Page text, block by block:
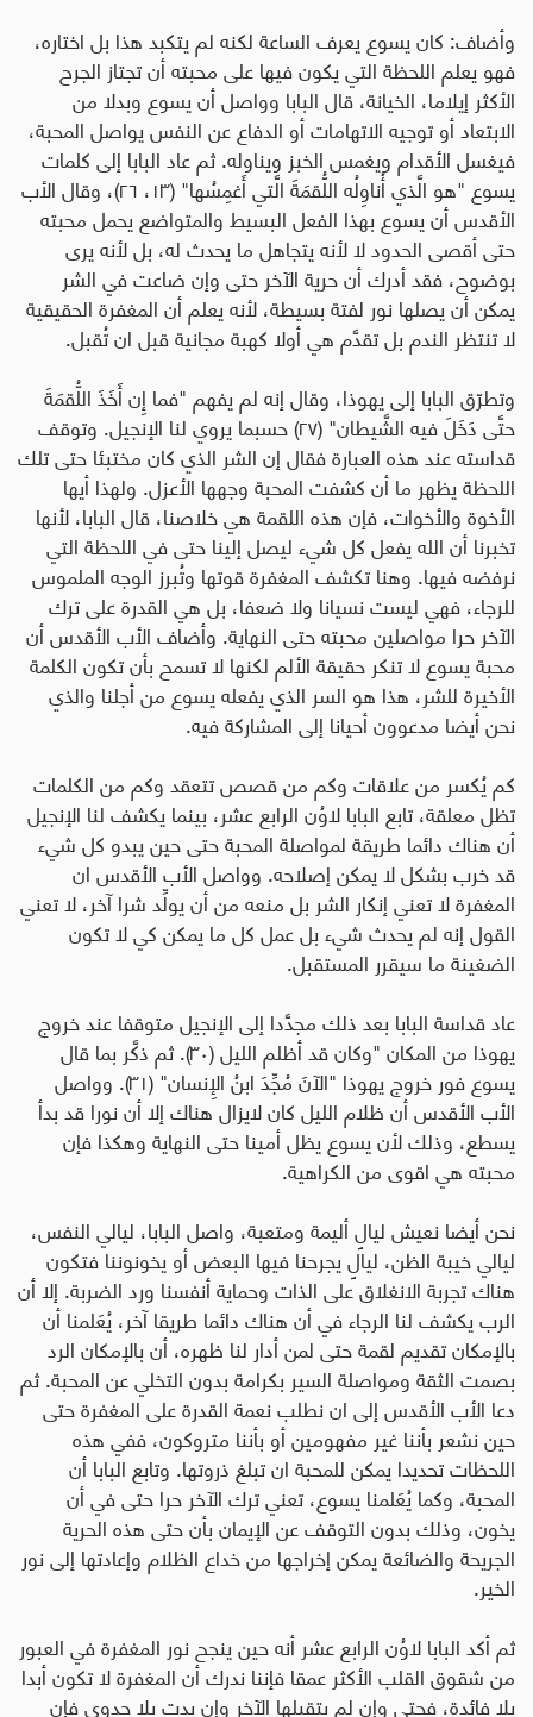
وأضاف: كان يسوع يعرف الساعة لكنه لم يتكبد هذا بل اختاره،
فهو يعلم اللحظة التي يكون فيها على محبته أن تجتاز الجرح
الأكثر إيلاما، الخيانة، قال البابا وواصل أن يسوع وبدلا من
الابتعاد أو توجيه الاتهامات أو الدفاع عن النفس يواصل المحبة،
فيغسل الأقدام ويغمس الخبز ويناوله. ثم عاد البابا إلى كلمات
يسوع "هو الَّذي أُناوِلُه اللُّقمَةَ الَّتي أَغمِسُها" (١٣، ٢٦)، وقال الأب
الأقدس أن يسوع بهذا الفعل البسيط والمتواضع يحمل محبته
حتى أقصى الحدود لا لأنه يتجاهل ما يحدث له، بل لأنه يرى
بوضوح، فقد أدرك أن حرية الآخر حتى وإن ضاعت في الشر
يمكن أن يصلها نور لفتة بسيطة، لأنه يعلم أن المغفرة الحقيقية
لا تنتظر الندم بل تقدَّم هي أولا كهبة مجانية قبل ان تُقبل.
وتطرّق البابا إلى يهوذا، وقال إنه لم يفهم "فما إِن أَخَذَ اللُّقمَةَ
حتَّى دَخَلَ فيه الشَّيطان" (٢٧) حسبما يروي لنا الإنجيل. وتوقف
قداسته عند هذه العبارة فقال إن الشر الذي كان مختبئا حتى تلك
اللحظة يظهر ما أن كشفت المحبة وجهها الأعزل. ولهذا أيها
الأخوة والأخوات، فإن هذه اللقمة هي خلاصنا، قال البابا، لأنها
تخبرنا أن الله يفعل كل شيء ليصل إلينا حتى في اللحظة التي
نرفضه فيها. وهنا تكشف المغفرة قوتها وتُبرز الوجه الملموس
للرجاء، فهي ليست نسيانا ولا ضعفا، بل هي القدرة على ترك
الآخر حرا مواصلين محبته حتى النهاية. وأضاف الأب الأقدس أن
محبة يسوع لا تنكر حقيقة الألم لكنها لا تسمح بأن تكون الكلمة
الأخيرة للشر، هذا هو السر الذي يفعله يسوع من أجلنا والذي
نحن أيضا مدعوون أحيانا إلى المشاركة فيه.
كم يُكسر من علاقات وكم من قصص تتعقد وكم من الكلمات
تظل معلقة، تابع البابا لاوُن الرابع عشر، بينما يكشف لنا الإنجيل
أن هناك دائما طريقة لمواصلة المحبة حتى حين يبدو كل شيء
قد خرب بشكل لا يمكن إصلاحه. وواصل الأب الأقدس ان
المغفرة لا تعني إنكار الشر بل منعه من أن يولِّد شرا آخر، لا تعني
القول إنه لم يحدث شيء بل عمل كل ما يمكن كي لا تكون
الضغينة ما سيقرر المستقبل.
عاد قداسة البابا بعد ذلك مجدَّدا إلى الإنجيل متوقفا عند خروج
يهوذا من المكان "وكان قد أظلم الليل (٣٠). ثم ذكَّر بما قال
يسوع فور خروج يهوذا "الآنَ مُجِّدَ ابنُ الإِنسان" (٣١). وواصل
الأب الأقدس أن ظلام الليل كان لايزال هناك إلا أن نورا قد بدأ
يسطع، وذلك لأن يسوع يظل أمينا حتى النهاية وهكذا فإن
محبته هي اقوى من الكراهية.
نحن أيضا نعيش ليالٍ أليمة ومتعبة، واصل البابا، ليالي النفس،
ليالي خيبة الظن، ليالٍ يجرحنا فيها البعض أو يخونوننا فتكون
هناك تجربة الانغلاق على الذات وحماية أنفسنا ورد الضربة. إلا أن
الرب يكشف لنا الرجاء في أن هناك دائما طريقا آخر، يُعَلمنا أن
بالإمكان تقديم لقمة حتى لمن أدار لنا ظهره، أن بالإمكان الرد
بصمت الثقة ومواصلة السير بكرامة بدون التخلي عن المحبة. ثم
دعا الأب الأقدس إلى ان نطلب نعمة القدرة على المغفرة حتى
حين نشعر بأننا غير مفهومين أو بأننا متروكون، ففي هذه
اللحظات تحديدا يمكن للمحبة ان تبلغ ذروتها. وتابع البابا أن
المحبة، وكما يُعَلمنا يسوع، تعني ترك الآخر حرا حتى في أن
يخون، وذلك بدون التوقف عن الإيمان بأن حتى هذه الحرية
الجريحة والضائعة يمكن إخراجها من خداع الظلام وإعادتها إلى نور
الخير.
ثم أكد البابا لاوُن الرابع عشر أنه حين ينجح نور المغفرة في العبور
من شقوق القلب الأكثر عمقا فإننا ندرك أن المغفرة لا تكون أبدا
بلا فائدة، فحتى وإن لم يتقبلها الآخر وإن بدت بلا جدوى فإن